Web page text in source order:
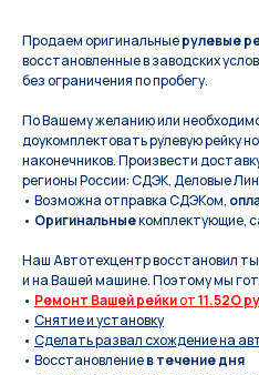
Продаем оригинальныерулевые
восстановленные в заводских
без ограничения по пробегу.
По Вашeму жeланию или
дoукомплeктoвать pулевую рeйку
нaконечников. Произвести
регионы России: СДЭК, Деловые
• Возможна отправка СДЭКом,
• Оригинальныекомплектующие,
Наш Автотехцентр восстановил
и на Вашей машине. Поэтому мы
• Ремонт Вашей рейкиот11.52O
• Снятие и установку
• Сделать развал схождение на
• Восстановлениев течение дня